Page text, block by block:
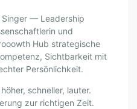
Singer — Leadership
und
Hub strategische
Sichtbarkeit mit
Persönlichkeit.
schneller, lauter.
zur richtigen Zeit.